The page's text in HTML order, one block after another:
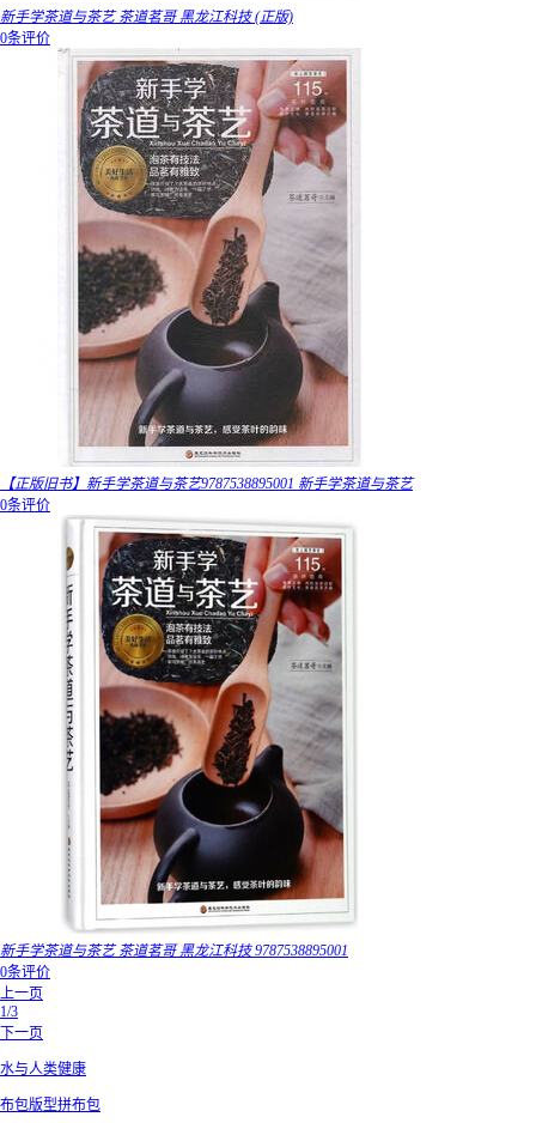
新手学茶道与茶艺 茶道茗哥 黑龙江科技 (正版)
0条评价
【正版旧书】新手学茶道与茶艺9787538895001 新手学茶道与茶艺
0条评价
新手学茶道与茶艺 茶道茗哥 黑龙江科技 9787538895001
0条评价
上一页
1/3
下一页
水与人类健康
布包版型拼布包